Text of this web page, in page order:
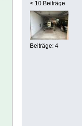
< 10 Beiträge
Beiträge: 4